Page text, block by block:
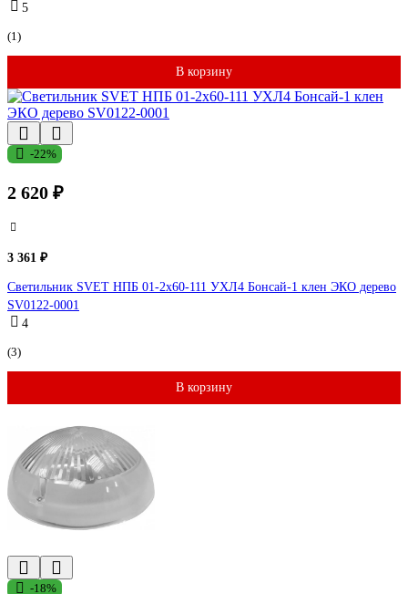
5
(1)
В корзину
-22%
2 620 ₽
3 361 ₽
Светильник SVET НПБ 01-2х60-111 УХЛ4 Бонсай-1 клен ЭКО дерево
SV0122-0001
4
(3)
В корзину
-18%